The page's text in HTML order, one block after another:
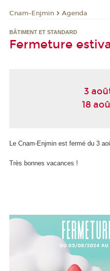
Cnam-Enjmin Agenda
BÂTIMENT ET STANDARD
Fermeture
3
18
Le Cnam-Enjmin est fermé du 3
Très bonnes vacances !